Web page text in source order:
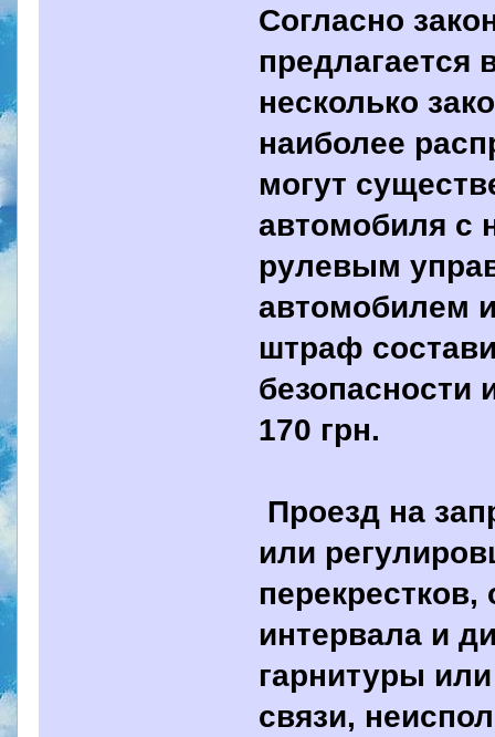
Согласно
предлагается
несколько
наиболее
могут
автомобиля с
рулевым
автомобилем
штраф
безопасности
170 грн.
Проезд на
или
интервала и
гарнитуры
связи,